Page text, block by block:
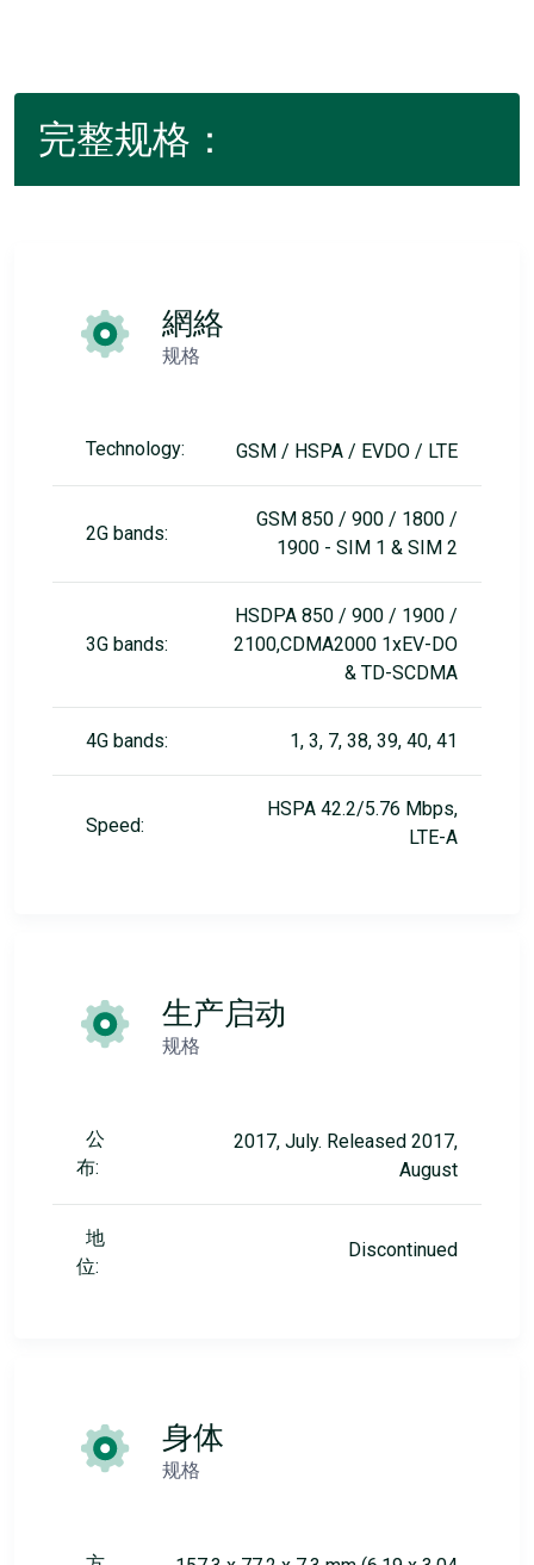
完整规格：
網絡
规格
Technology: GSM / HSPA / EVDO / LTE
2G bands:
GSM 850 / 900 / 1800 /
1900 - SIM 1 & SIM 2
3G bands:
HSDPA 850 / 900 / 1900 /
2100,CDMA2000 1xEV-DO
& TD-SCDMA
4G bands: 1, 3, 7, 38, 39, 40, 41
Speed:
HSPA 42.2/5.76 Mbps,
LTE-A
生产启动
规格
公
布:
2017, July. Released 2017,
August
地
位:
Discontinued
身体
规格